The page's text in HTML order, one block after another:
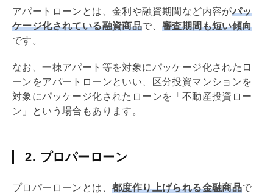
アパートローンとは、金利や融資期間など内容がパッ
ケージ化されている融資商品で、審査期間も短い傾向
です。
なお、一棟アパート等を対象にパッケージ化されたロ
ーンをアパートローンといい、区分投資マンションを
対象にパッケージ化されたローンを「不動産投資ロー
ン」という場合もあります。
2. プロパーローン
プロパーローンとは、 都度作り上げられる金融商品で